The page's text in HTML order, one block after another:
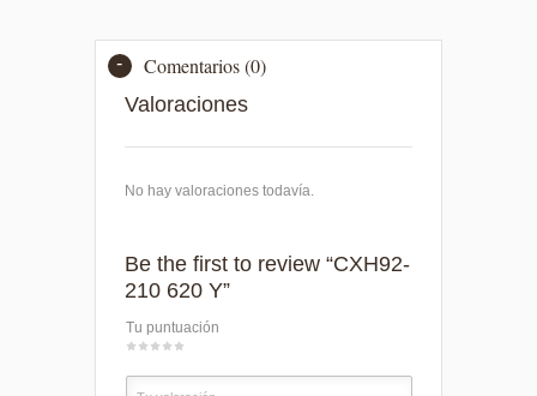
Comentarios (0)
Valoraciones
No hay valoraciones todavía.
Be the first to review “CXH92-
210 620 Y”
Tu puntuación